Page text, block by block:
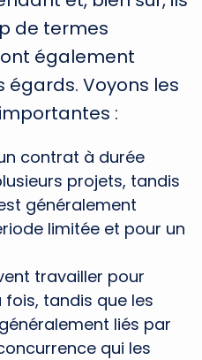
de termes
également
Voyons les
:
contrat à durée
projets, tandis
généralement
limitée et pour un
travailler pour
tandis que les
liés par
qui les